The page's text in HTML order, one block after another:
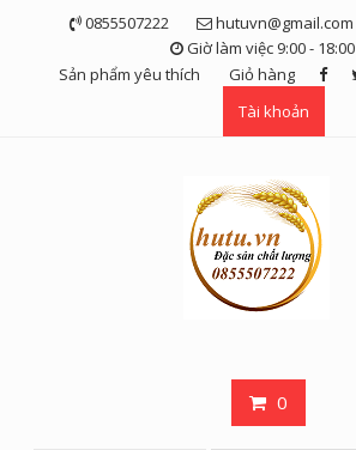
0855507222 hutuvn@gmail.com
Giờ làm việc 9:00 - 18:00
Sản phẩm yêu thích
Giỏ hàng
Tài khoản
0